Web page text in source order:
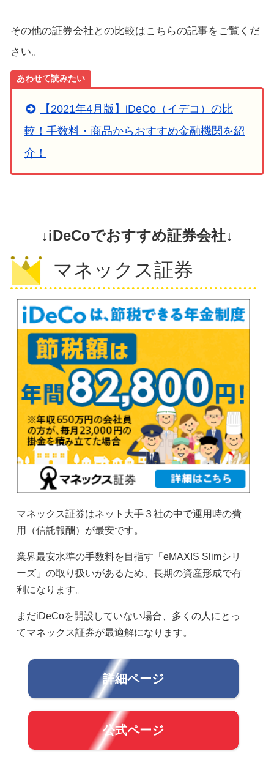
その他の証券会社との比較はこちらの記事をご覧くだ
さい。
あわせて読みたい
【2021年4月版】iDeCo（イデコ）の比
較！手数料・商品からおすすめ金融機関を紹
介！
↓iDeCoでおすすめ証券会社↓
マネックス証券
マネックス証券はネット大手３社の中で運用時の費
用（信託報酬）が最安です。
業界最安水準の手数料を目指す「eMAXIS Slimシリ
ーズ」の取り扱いがあるため、長期の資産形成で有
利になります。
まだiDeCoを開設していない場合、多くの人にとっ
てマネックス証券が最適解になります。
詳細ページ
公式ページ